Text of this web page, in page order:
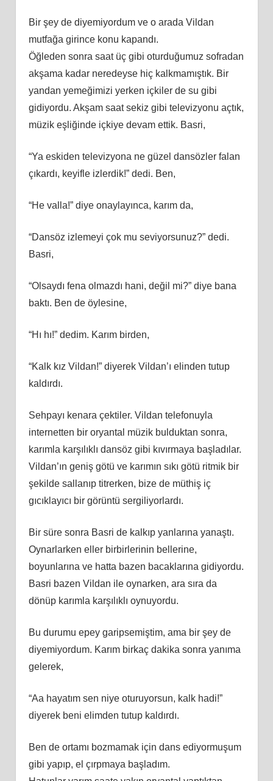
Bir şey de diyemiyordum ve o arada Vildan
mutfağa girince konu kapandı.
Öğleden sonra saat üç gibi oturduğumuz sofradan
akşama kadar neredeyse hiç kalkmamıştık. Bir
yandan yemeğimizi yerken içkiler de su gibi
gidiyordu. Akşam saat sekiz gibi televizyonu açtık,
müzik eşliğinde içkiye devam ettik. Basri,
“Ya eskiden televizyona ne güzel dansözler falan
çıkardı, keyifle izlerdik!” dedi. Ben,
“He valla!” diye onaylayınca, karım da,
“Dansöz izlemeyi çok mu seviyorsunuz?” dedi.
Basri,
“Olsaydı fena olmazdı hani, değil mi?” diye bana
baktı. Ben de öylesine,
“Hı hı!” dedim. Karım birden,
“Kalk kız Vildan!” diyerek Vildan’ı elinden tutup
kaldırdı.
Sehpayı kenara çektiler. Vildan telefonuyla
internetten bir oryantal müzik bulduktan sonra,
karımla karşılıklı dansöz gibi kıvırmaya başladılar.
Vildan’ın geniş götü ve karımın sıkı götü ritmik bir
şekilde sallanıp titrerken, bize de müthiş iç
gıcıklayıcı bir görüntü sergiliyorlardı.
Bir süre sonra Basri de kalkıp yanlarına yanaştı.
Oynarlarken eller birbirlerinin bellerine,
boyunlarına ve hatta bazen bacaklarına gidiyordu.
Basri bazen Vildan ile oynarken, ara sıra da
dönüp karımla karşılıklı oynuyordu.
Bu durumu epey garipsemiştim, ama bir şey de
diyemiyordum. Karım birkaç dakika sonra yanıma
gelerek,
“Aa hayatım sen niye oturuyorsun, kalk hadi!”
diyerek beni elimden tutup kaldırdı.
Ben de ortamı bozmamak için dans ediyormuşum
gibi yapıp, el çırpmaya başladım.